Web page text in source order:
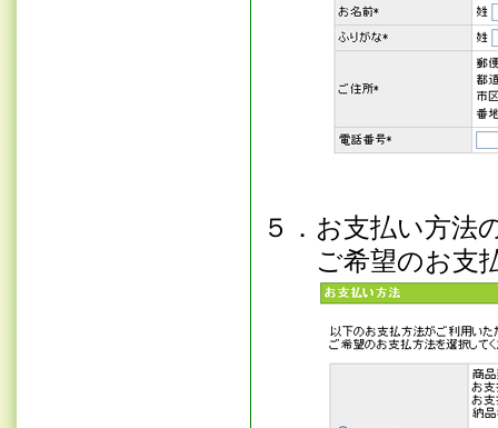
５．お支払い方法
ご希望のお支払